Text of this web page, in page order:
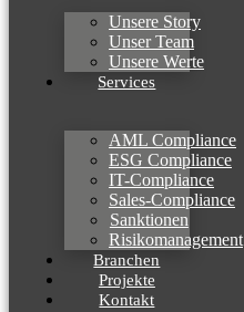
Unsere Story
Unser Team
Unsere Werte
Services
AML Compliance
ESG Compliance
IT-Compliance
Sales-Compliance
Sanktionen
Risikomanagement
Branchen
Projekte
Kontakt